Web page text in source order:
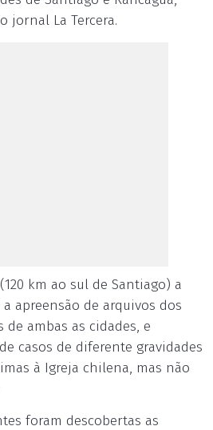
jornal La Tercera.
km ao sul de Santiago) a
apreensão de arquivos dos
ambas as cidades, e
casos de diferente gravidades
à Igreja chilena, mas não
foram descobertas as